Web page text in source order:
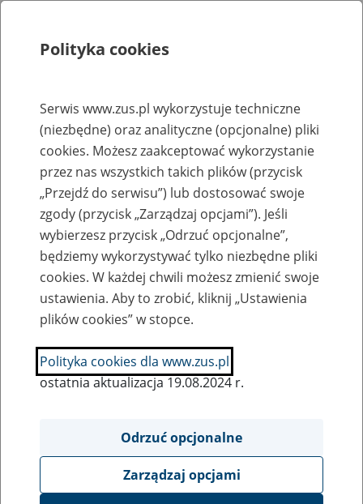
Rejestry, ewidencje i archiwa
Baza zlikwidowanych lub
przekształconych zakładów pracy
Nazwa zakładu pracy:
SZUKAJ
Ukryj wszystkie pozycje bazy
Polityka cookies
Serwis www.zus.pl wykorzystuje techniczne
(niezbędne) oraz analityczne (opcjonalne) pliki
cookies. Możesz zaakceptować wykorzystanie
przez nas wszystkich takich plików (przycisk
„Przejdź do serwisu”) lub dostosować swoje
zgody (przycisk „Zarządzaj opcjami”). Jeśli
wybierzesz przycisk „Odrzuć opcjonalne”,
będziemy wykorzystywać tylko niezbędne pliki
cookies. W każdej chwili możesz zmienić swoje
ustawienia. Aby to zrobić, kliknij „Ustawienia
plików cookies” w stopce.
Polityka cookies dla www.zus.pl
ostatnia aktualizacja 19.08.2024 r.
Odrzuć opcjonalne
Zarządzaj opcjami